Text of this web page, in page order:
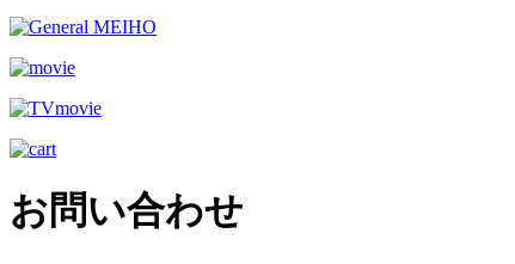
お問い合わせ